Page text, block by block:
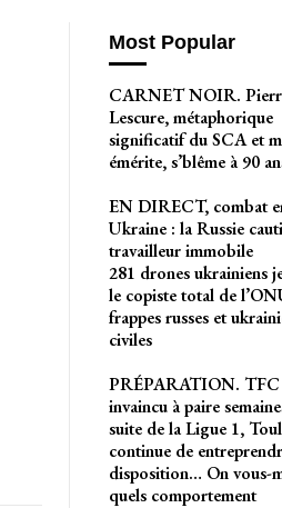
Most Popular
CARNET NOIR.
Lescure, métaphorique
significatif du SCA et
émérite, s’blême à 90
EN DIRECT, combat
Ukraine : la Russie
travailleur immobile
281 drones ukrainiens
le copiste total de
frappes russes et
civiles
PRÉPARATION. TFC
invaincu à paire
suite de la Ligue 1,
continue de
disposition… On vous-
quels comportement